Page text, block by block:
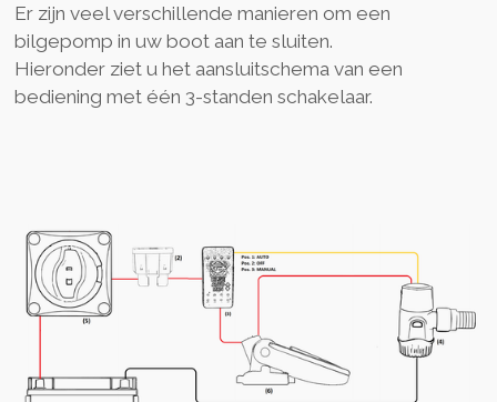
Er zijn veel verschillende manieren om een
bilgepomp in uw boot aan te sluiten.
Hieronder ziet u het aansluitschema van een
bediening met één 3-standen schakelaar.